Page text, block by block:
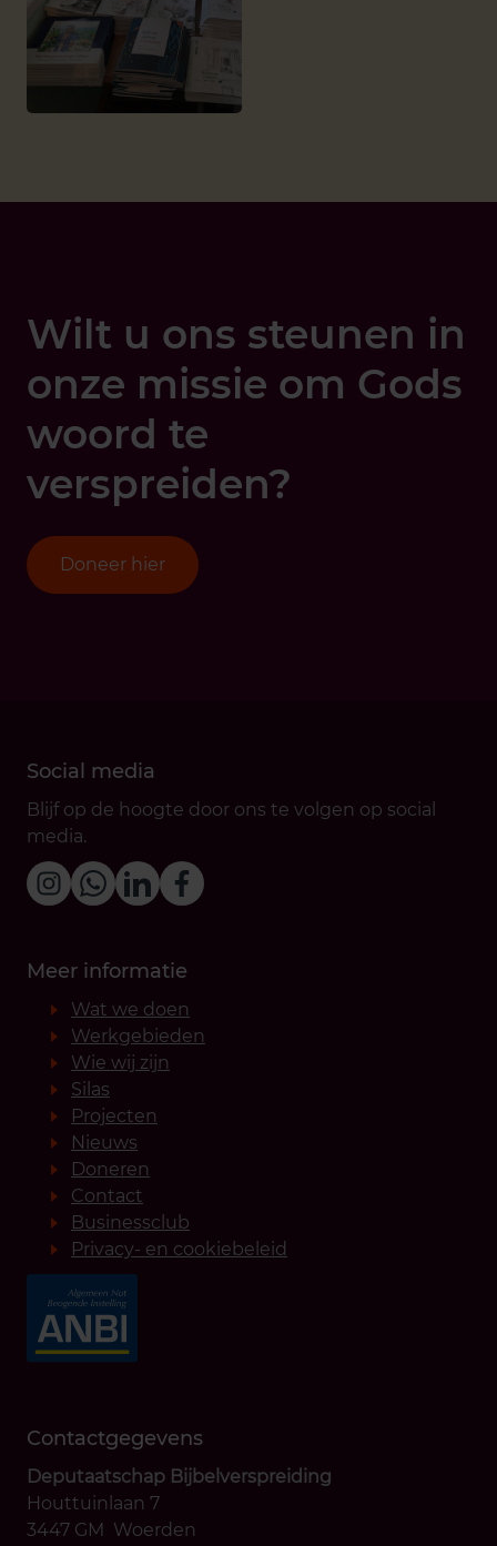
Wilt u ons steunen in
onze missie om Gods
woord te
verspreiden?
Doneer hier
Social media
Blijf op de hoogte door ons te volgen op social
media.
Meer informatie
Wat we doen
Werkgebieden
Wie wij zijn
Silas
Projecten
Nieuws
Doneren
Contact
Businessclub
Privacy- en cookiebeleid
Contactgegevens
Deputaatschap Bijbelverspreiding
Houttuinlaan 7
3447 GM Woerden